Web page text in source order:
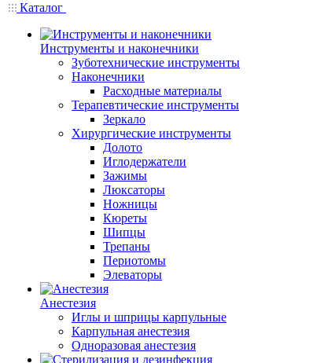
Каталог
Инструменты и наконечники
Зуботехнические инструменты
Наконечники
Расходные материалы
Терапевтические инструменты
Зеркало
Хирургические инструменты
Долото
Иглодержатели
Зажимы
Люксаторы
Ножницы
Кюреты
Шипцы
Трепаны
Периотомы
Элеваторы
Анестезия
Иглы и шприцы карпульные
Карпульная анестезия
Одноразовая анестезия